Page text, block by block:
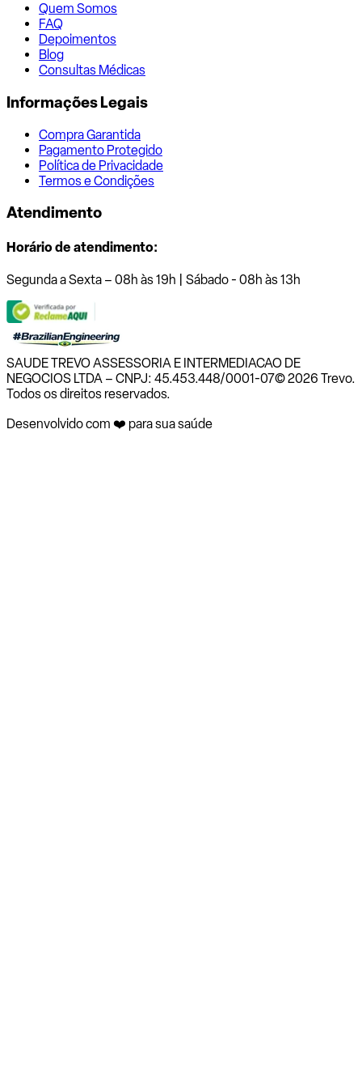
Quem Somos
FAQ
Depoimentos
Blog
Consultas Médicas
Informações Legais
Compra Garantida
Pagamento Protegido
Política de Privacidade
Termos e Condições
Atendimento
Horário de atendimento:
Segunda a Sexta – 08h às 19h | Sábado - 08h às 13h
SAUDE TREVO ASSESSORIA E INTERMEDIACAO DE
NEGOCIOS LTDA – CNPJ: 45.453.448/0001-07© 2026 Trevo.
Todos os direitos reservados.
Desenvolvido com ❤️ para sua saúde